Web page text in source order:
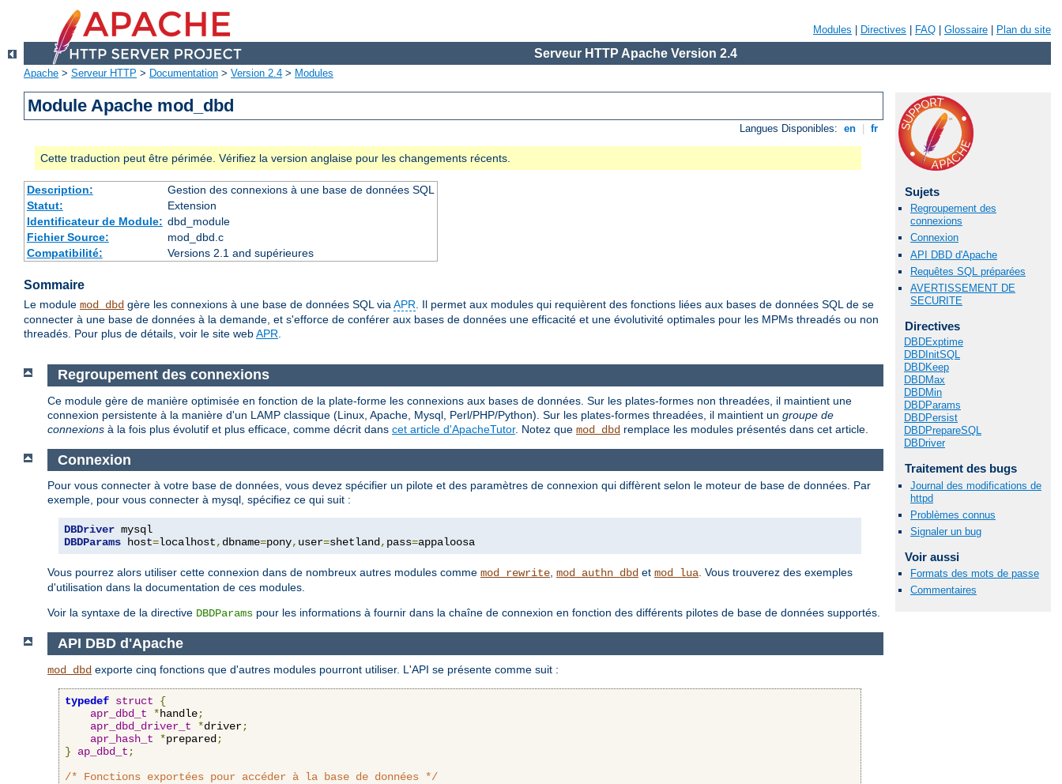
Modules Directives FAQ Glossaire Plan du site
Serveur HTTP Apache Version 2.4
Apache > Serveur HTTP > Documentation > Version 2.4 > Modules
Module Apache mod_dbd
Langues Disponibles: en fr
Cette traduction peut être périmée. Vérifiez la version anglaise pour les changements récents.
Description:
Gestion des connexions à une base de données SQL
Statut:
Extension
Identificateur de Module: dbd_module
Fichier Source:
mod_dbd.c
Compatibilité:
Versions 2.1 and supérieures
Sommaire
Le module mod_dbd gère les connexions à une base de données SQL viaAPR. Il permet aux modules qui requièrent des fonctions liées aux bases de données SQL de se
connecter à une base de données à la demande, et s'efforce de conférer aux bases de données une efficacité et une évolutivité optimales pour les MPMs threadés ou non
threadés. Pour plus de détails, voir le site webAPR.
Sujets
Regroupement des
connexions
Connexion
API DBD d'Apache
Requêtes SQL préparées
AVERTISSEMENT DE
SECURITE
Directives
DBDExptime
DBDInitSQL
DBDKeep
DBDMax
DBDMin
DBDParams
DBDPersist
DBDPrepareSQL
DBDriver
Traitement des bugs
Journal des modifications de
httpd
Problèmes connus
Signaler un bug
Voir aussi
Formats des mots de passe
Commentaires
Regroupement des connexions
Ce module gère de manière optimisée en fonction de la plate-forme les connexions aux bases de données. Sur les plates-formes non threadées, il maintient une
connexion persistente à la manière d'un LAMP classique (Linux, Apache, Mysql, Perl/PHP/Python). Sur les plates-formes threadées, il maintient un groupe de
connexions à la fois plus évolutif et plus efficace, comme décrit dans cet article d'ApacheTutor. Notez que mod_dbd remplace les modules présentés dans cet article.
Connexion
Pour vous connecter à votre base de données, vous devez spécifier un pilote et des paramètres de connexion qui diffèrent selon le moteur de base de données. Par
exemple, pour vous connecter à mysql, spécifiez ce qui suit :
DBDriver
DBDParams host=localhost, dbname=pony, user=shetland, pass=appaloosa
Vous pourrez alors utiliser cette connexion dans de nombreux autres modules comme mod_rewrite, mod_authn_dbd et mod_lua. Vous trouverez des exemples
d'utilisation dans la documentation de ces modules.
Voir la syntaxe de la directive DBDParams pour les informations à fournir dans la chaîne de connexion en fonction des différents pilotes de base de données supportés.
API DBD d'Apache
mod_dbd exporte cinq fonctions que d'autres modules pourront utiliser. L'API se présente comme suit :
typedef struct
{
apr_dbd_t
*handle;
apr_dbd_driver_t
*driver;
apr_hash_t
*prepared ;
}
ap_dbd_t ;
/* Fonctions exportées pour accéder à la base de données */